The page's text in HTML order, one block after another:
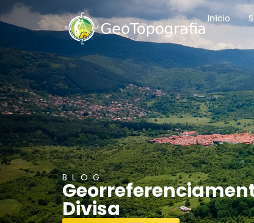
conteúdo
Início
BLOG
Divisa